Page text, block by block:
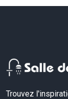
Trouvez